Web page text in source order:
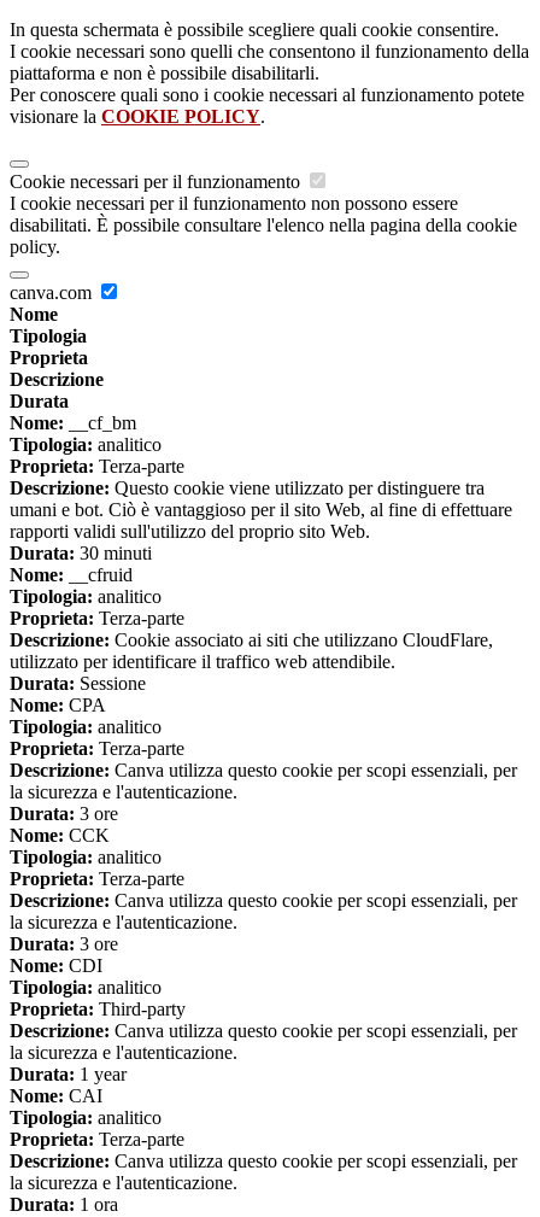
In questa schermata è possibile scegliere quali cookie consentire.
I cookie necessari sono quelli che consentono il funzionamento della
piattaforma e non è possibile disabilitarli.
Per conoscere quali sono i cookie necessari al funzionamento potete
visionare la COOKIE POLICY.
Cookie necessari per il funzionamento
I cookie necessari per il funzionamento non possono essere
disabilitati. È possibile consultare l'elenco nella pagina della cookie
policy.
canva.com
Nome
Tipologia
Proprieta
Descrizione
Durata
Nome: __cf_bm
Tipologia: analitico
Proprieta: Terza-parte
Descrizione: Questo cookie viene utilizzato per distinguere tra
umani e bot. Ciò è vantaggioso per il sito Web, al fine di effettuare
rapporti validi sull'utilizzo del proprio sito Web.
Durata: 30 minuti
Nome: __cfruid
Tipologia: analitico
Proprieta: Terza-parte
Descrizione: Cookie associato ai siti che utilizzano CloudFlare,
utilizzato per identificare il traffico web attendibile.
Durata: Sessione
Nome: CPA
Tipologia: analitico
Proprieta: Terza-parte
Descrizione: Canva utilizza questo cookie per scopi essenziali, per
la sicurezza e l'autenticazione.
Durata: 3 ore
Nome: CCK
Tipologia: analitico
Proprieta: Terza-parte
Descrizione: Canva utilizza questo cookie per scopi essenziali, per
la sicurezza e l'autenticazione.
Durata: 3 ore
Nome: CDI
Tipologia: analitico
Proprieta: Third-party
Descrizione: Canva utilizza questo cookie per scopi essenziali, per
la sicurezza e l'autenticazione.
Durata: 1 year
Nome: CAI
Tipologia: analitico
Proprieta: Terza-parte
Descrizione: Canva utilizza questo cookie per scopi essenziali, per
la sicurezza e l'autenticazione.
Durata: 1 ora